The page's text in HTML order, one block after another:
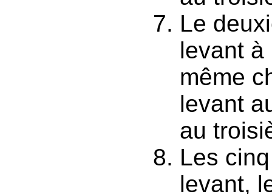
Le
levant à
même
levant
au
Les
levant,